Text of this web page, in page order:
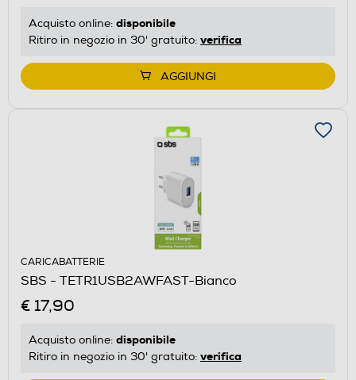
Acquisto online: disponibile
Ritiro in negozio in 30' gratuito: verifica
AGGIUNGI
CARICABATTERIE
SBS - TETR1USB2AWFAST-Bianco
€ 17,90
Acquisto online: disponibile
Ritiro in negozio in 30' gratuito: verifica